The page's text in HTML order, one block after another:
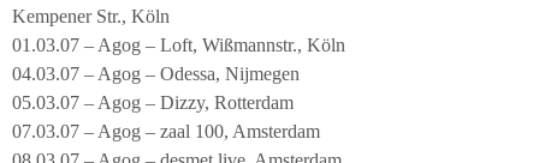
Kempener Str., Köln
01.03.07 – Agog – Loft, Wißmannstr., Köln
04.03.07 – Agog – Odessa, Nijmegen
05.03.07 – Agog – Dizzy, Rotterdam
07.03.07 – Agog – zaal 100, Amsterdam